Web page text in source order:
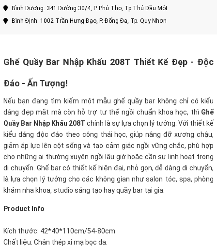
Bình Dương: 341 Đường 30/4, P. Phú Thọ, Tp Thủ Dầu Một
Bình Định: 1002 Trần Hưng Đạo, P. Đống Đa, Tp. Quy Nhơn
Ghế Quầy Bar Nhập Khẩu 208T Thiết Kế Đẹp - Độc
Đáo - Ấn Tượng!
Nếu bạn đang tìm kiếm một mẫu ghế quầy bar không chỉ có kiểu
dáng đẹp mắt mà còn hỗ trợ tư thế ngồi chuẩn khoa học, thì Ghế
Quầy Bar Nhập Khẩu 208T chính là sự lựa chọn lý tưởng. Với thiết kế
kiểu dáng độc đáo theo công thái học, giúp nâng đỡ xương chậu,
giảm áp lực lên cột sống và tạo cảm giác ngồi vững chắc, phù hợp
cho những ai thường xuyên ngồi lâu giờ hoặc cần sự linh hoạt trong
di chuyển. Ghế bar có thiết kế hiện đại, nhỏ gọn, dễ dàng di chuyển,
là lựa chọn lý tưởng cho các không gian như salon tóc, spa, phòng
khám nha khoa, studio sáng tạo hay quầy bar tại gia.
Product Info
Kích thước: 42*40*110cm/54-80cm
Chất liệu: Chân thép xi mạ bọc da.